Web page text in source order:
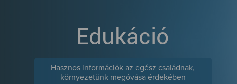
Edukáció
Hasznos információk az egész családnak,
környezetünk megóvása érdekében